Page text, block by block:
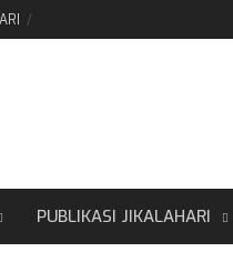
PUBLIKASI JIKALAHARI